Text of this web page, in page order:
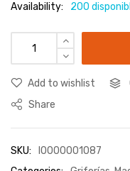
Availability: 200
Add to wishlist
Share
SKU:
I0000001087